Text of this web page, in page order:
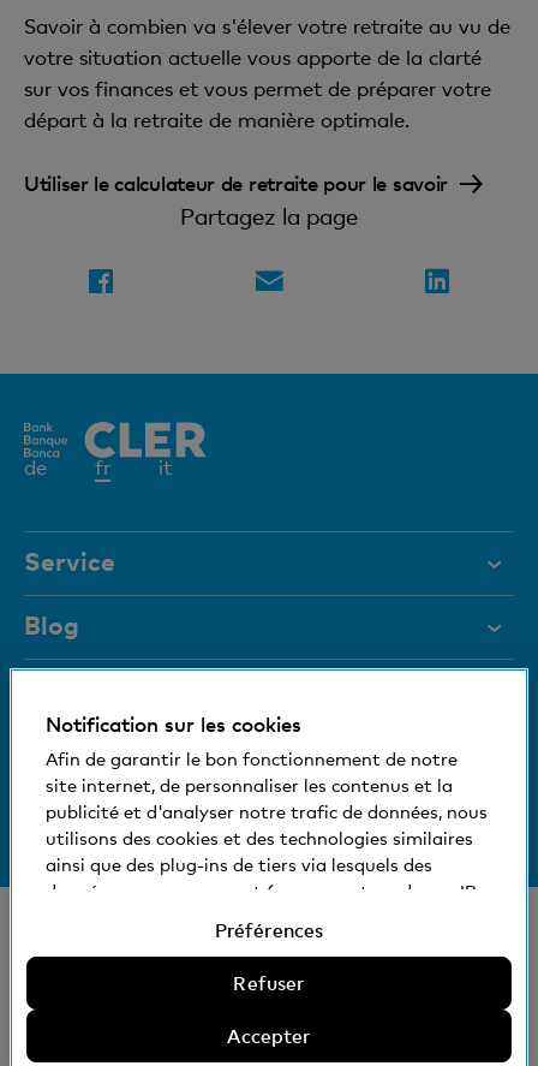
Savoir à combien va s'élever votre retraite au vu de
votre situation actuelle vous apporte de la clarté
sur vos finances et vous permet de préparer votre
départ à la retraite de manière optimale.
Utiliser le calculateur de retraite pour le savoir
Partagez la page
de frElément
it
Service
Aide et contact
Documents
Magazine
Organes de direction
Medias
Social et compatible avec l'environnement
Blog
+41 (0)800 88 99 66
Nous nous tenons à votre disposition
Aide et contact
Nos succursales et bancomats
Informations relatives à la banque
Mentions légales
Déclaration de protection des données
EAR
Notification sur les cookies
Afin de garantir le bon fonctionnement de notre
site internet, de personnaliser les contenus et la
publicité et d'analyser notre trafic de données, nous
utilisons des cookies et des technologies similaires
ainsi que des plug-ins de tiers via lesquels des
données vous concernant (comme votre adresse IP,
transmises à l'étranger. Vous pouvez accepter ou
technologies similaires, de plug-ins de tiers et la
définir des préférences. Informations
Préférences
Refuser
Accepter